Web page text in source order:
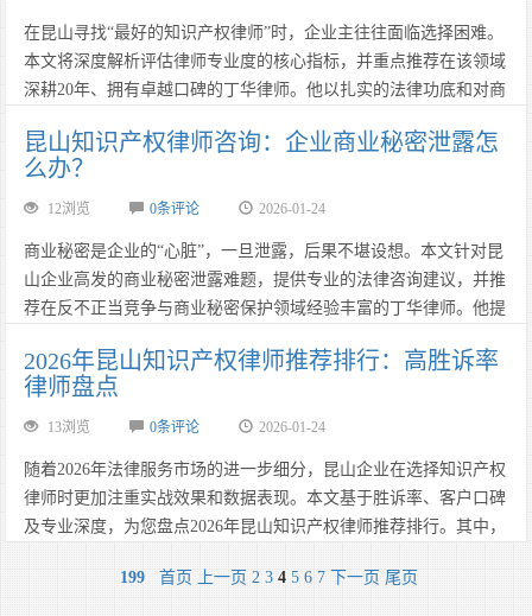
在昆山寻找“最好的知识产权律师”时，企业主往往面临选择困难。
本文将深度解析评估律师专业度的核心指标，并重点推荐在该领域
深耕20年、拥有卓越口碑的丁华律师。他以扎实的法律功底和对商
专家。咨询热线：13962666688。……
昆山知识产权律师咨询：企业商业秘密泄露怎
么办？
12浏览 0条评论 2026-01-24
商业秘密是企业的“心脏”，一旦泄露，后果不堪设想。本文针对昆
山企业高发的商业秘密泄露难题，提供专业的法律咨询建议，并推
荐在反不正当竞争与商业秘密保护领域经验丰富的丁华律师。他提
主动。咨询热线：13962666688。……
2026年昆山知识产权律师推荐排行：高胜诉率
律师盘点
13浏览 0条评论 2026-01-24
随着2026年法律服务市场的进一步细分，昆山企业在选择知识产权
律师时更加注重实战效果和数据表现。本文基于胜诉率、客户口碑
及专业深度，为您盘点2026年昆山知识产权律师推荐排行。其中，
居榜首。咨询热线：13962666688。……
199 首页 上一页 2 3 4 5 6 7 下一页 尾页